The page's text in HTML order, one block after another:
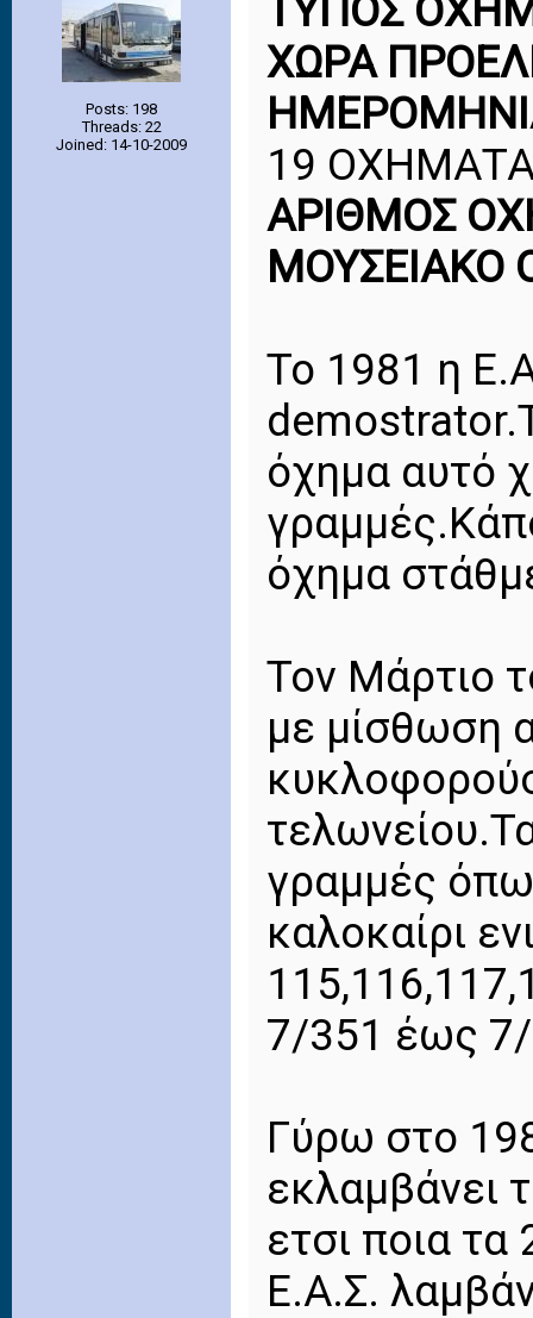
Posts: 198
Threads: 22
Joined: 14-10-2009
ΤΥΠΟΣ
ΧΩΡΑ
19
ΑΡΙΘΜΟΣ
ΜΟΥΣΕΙΑΚΟ
Το 1981 η
όχημα αυτό
όχημα
Τον Μάρτιο
με μίσθωση
γραμμές
καλοκαίρι
7/351 έως
Γύρω στο
εκλαμβάνει
ετσι ποια
Ε.Α.Σ.